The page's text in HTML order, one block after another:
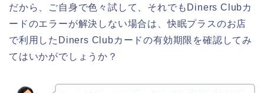
だから、ご自身で色々試して、それでもDiners Clubカ
ードのエラーが解決しない場合は、快眠プラスのお店
で利用したDiners Clubカードの有効期限を確認してみ
てはいかがでしょうか？